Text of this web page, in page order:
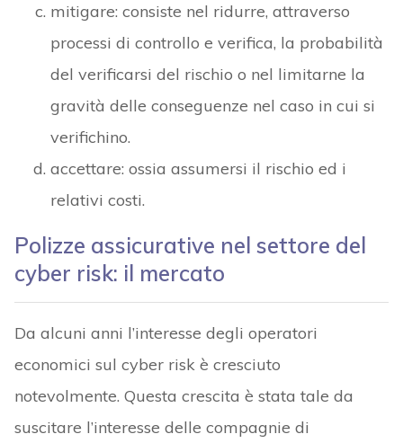
mitigare: consiste nel ridurre, attraverso
processi di controllo e verifica, la probabilità
del verificarsi del rischio o nel limitarne la
gravità delle conseguenze nel caso in cui si
verifichino.
accettare: ossia assumersi il rischio ed i
relativi costi.
Polizze assicurative nel settore del
cyber risk: il mercato
Da alcuni anni l’interesse degli operatori
economici sul cyber risk è cresciuto
notevolmente. Questa crescita è stata tale da
suscitare l’interesse delle compagnie di